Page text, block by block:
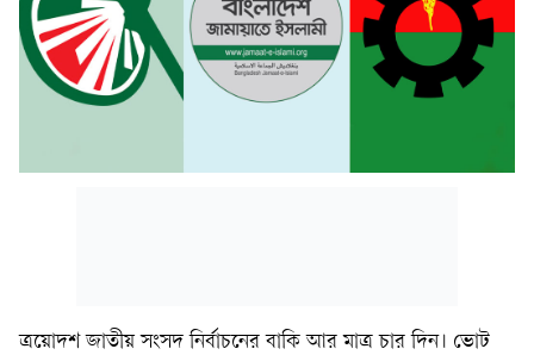
ত্রয়োদশ জাতীয় সংসদ নির্বাচনের বাকি আর মাত্র চার দিন। ভোট